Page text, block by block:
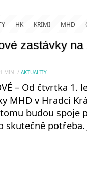
HK KRIMI MHD
zastávky
MIN. / AKTUALITY
– Od čtvrtka 1.
MHD v Hradci
budou spoje
skutečně potřeba.